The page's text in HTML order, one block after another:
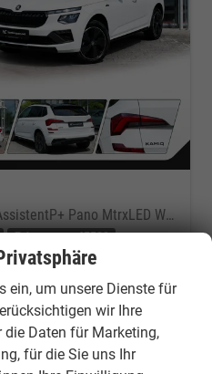
Monte Carlo 1.5 DSG AHK AssistentP+ Pano MtrxLED Winter-Premium SafetyP
Fahrzeugnr.: 45580
Getriebe
Doppelkupplungsgetriebe (DSG)
Außenfarbe Moon white Metallic
Kilometerstand 10 km
ein, um unsere Dienste für
wir Ihre
Daten für Marketing,
für die Sie uns Ihr